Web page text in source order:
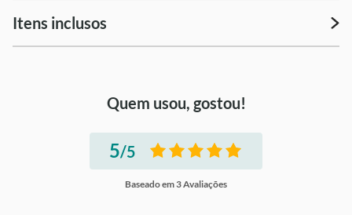
Itens inclusos
Quem usou, gostou!
5/5
Baseado em3Avaliações